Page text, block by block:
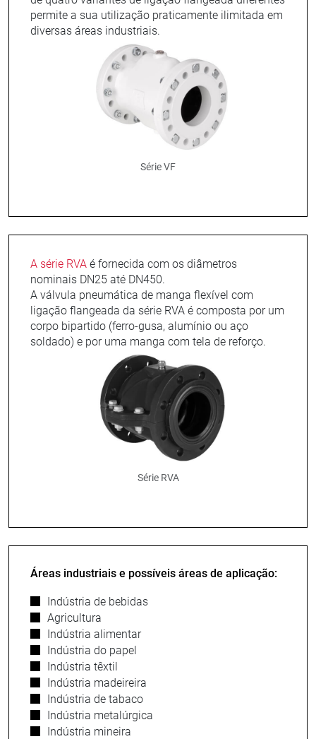
permite a sua utilização praticamente ilimitada em
diversas áreas industriais.
Série VF
A série RVA é fornecida com os diâmetros
nominais DN25 até DN450.
A válvula pneumática de manga flexível com
ligação flangeada da série RVA é composta por um
corpo bipartido (ferro-gusa, alumínio ou aço
soldado) e por uma manga com tela de reforço.
Série RVA
Áreas industriais e possíveis áreas de aplicação:
Indústria de bebidas
Agricultura
Indústria alimentar
Indústria do papel
Indústria têxtil
Indústria madeireira
Indústria de tabaco
Indústria metalúrgica
Indústria mineira